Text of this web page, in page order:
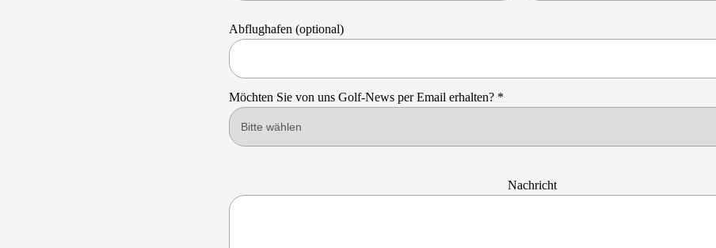
Abflughafen (optional)
Möchten Sie von uns Golf-News per Email erhalten? *
Nachricht